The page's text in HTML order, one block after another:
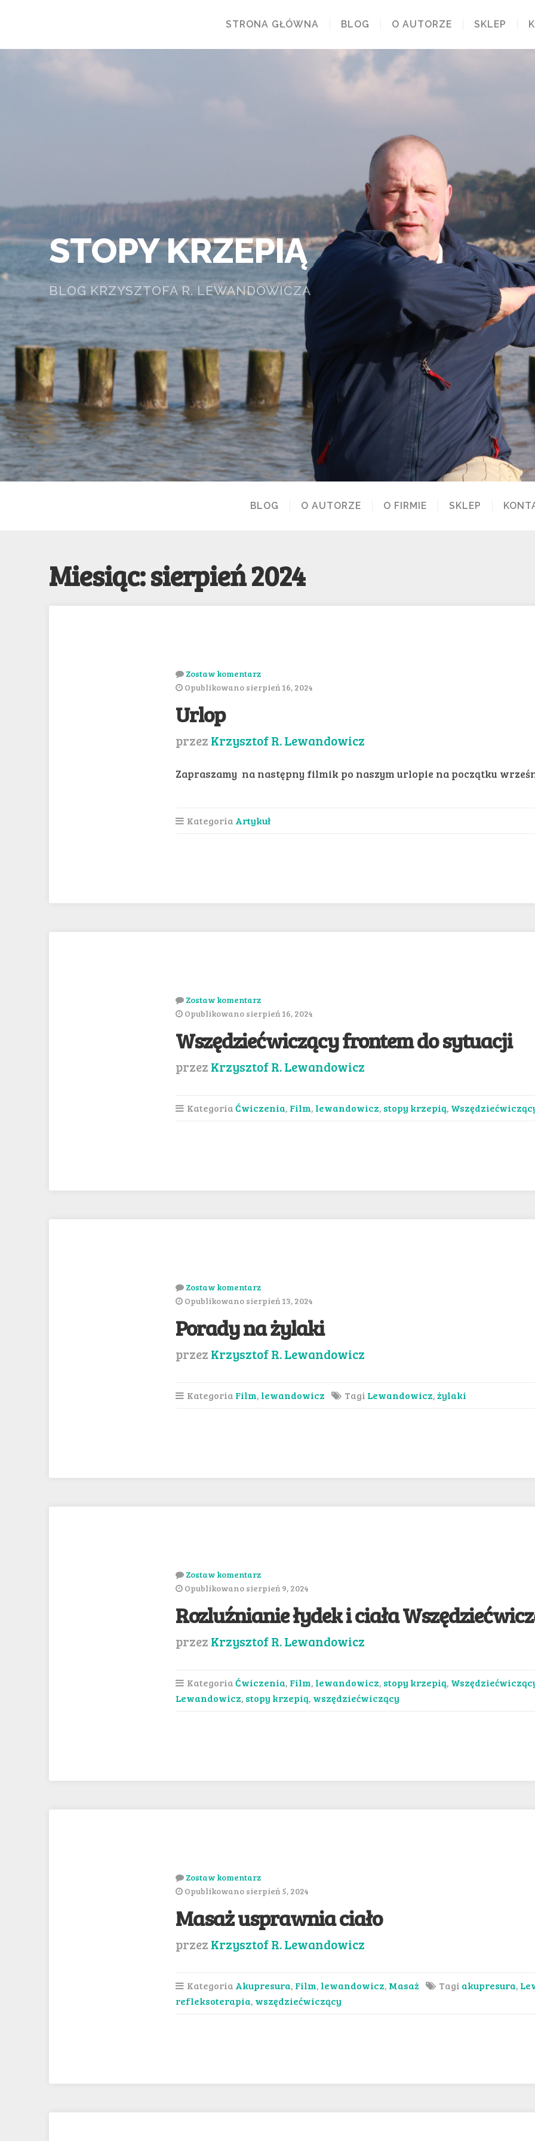
STRONA GŁÓWNA BLOG O AUTORZE SKLEP
STOPY KRZEPIĄ
BLOG KRZYSZTOFA R. LEWANDOWICZA
BLOG O AUTORZE O FIRMIE SKLEP
Miesiąc: sierpień 2024
Zostaw komentarz
Opublikowano sierpień 16, 2024
Urlop
przez Krzysztof R. Lewandowicz
Zapraszamy na następny filmik po naszym urlopie na początku
Kategoria Artykuł
Zostaw komentarz
Opublikowano sierpień 16, 2024
Wszędziećwiczący frontem do sytuacji
przez Krzysztof R. Lewandowicz
KategoriaĆwiczenia, Film, lewandowicz, stopy krzepią,
Zostaw komentarz
Opublikowano sierpień 13, 2024
Porady na żylaki
przez Krzysztof R. Lewandowicz
Kategoria Film, lewandowicz Tagi Lewandowicz,żylaki
Zostaw komentarz
Opublikowano sierpień 9, 2024
Rozluźnianie łydek i ciała
przez Krzysztof R. Lewandowicz
KategoriaĆwiczenia, Film, lewandowicz, stopy krzepią,
Lewandowicz, stopy krzepią, wszędziećwiczący
Zostaw komentarz
Opublikowano sierpień 5, 2024
Masaż usprawnia ciało
przez Krzysztof R. Lewandowicz
Kategoria Akupresura, Film, lewandowicz, Masaż Tagi akupresura,
refleksoterapia, wszędziećwiczący